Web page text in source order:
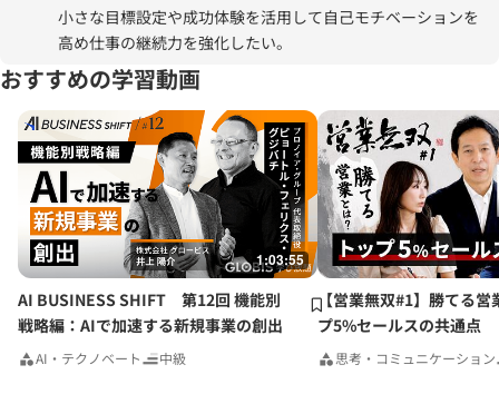
小さな目標設定や成功体験を活用して自己モチベーションを
高め仕事の継続力を強化したい。
おすすめの学習動画
1:03:55
AI BUSINESS SHIFT 第12回 機能別
戦略編：AIで加速する新規事業の創出
AI・テクノベート 中級
【営業無双#1】勝てる営
プ5%セールスの共通点
思考・コミュニケーション